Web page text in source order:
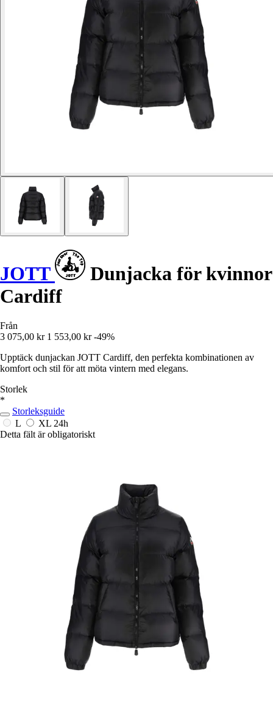
JOTT
Dunjacka för kvinnor
Cardiff
Från
3 075,00 kr 1 553,00 kr -49%
Upptäck dunjackan JOTT Cardiff, den perfekta kombinationen av
komfort och stil för att möta vintern med elegans.
Storlek
*
Storleksguide
L
XL 24h
Detta fält är obligatoriskt